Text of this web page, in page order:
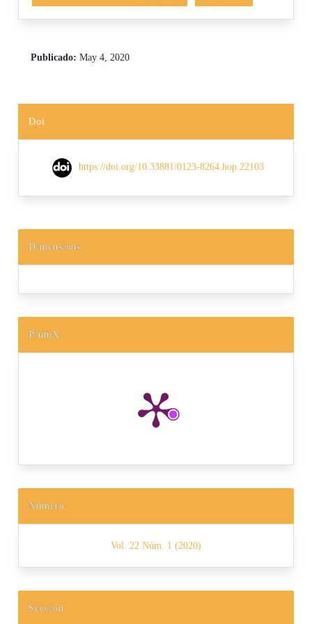
Publicado: May 4, 2020
Doi
https://doi.org/10.33881/0123-8264.hop.22103
Dimensions
PlumX
Número
Vol. 22 Núm. 1 (2020)
Sección